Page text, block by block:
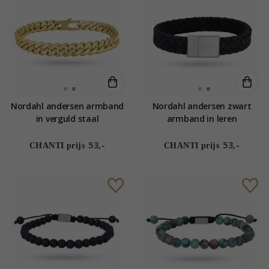
Nordahl andersen armband
in verguld staal
CHANTI prijs 53,-
Nordahl andersen zwart
armband in leren
CHANTI prijs 53,-